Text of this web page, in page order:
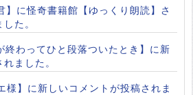
】に怪奇書籍館【ゆっくり朗読】さ
た。
終わってひと段落ついたとき】に新
ました。
様】に新しいコメントが投稿されま